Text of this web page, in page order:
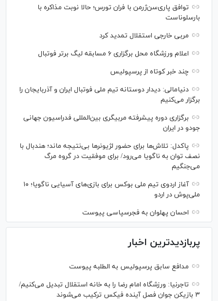
توافق پاری‌سن‌ژرمن با فران تورس؛ حالا نوبت مذاکره با
بارسلوناست
مربی خارجی استقلال تمدید کرد
اعلام ورزشگاه محل برگزاری ۶ مسابقه لیگ برتر فوتبال
چند خبر کوتاه از پرسپولیس
دنیامالی: دیدار دوستانه تیم ملی فوتبال ایران و آذربایجان را
برگزار می‌کنیم
برگزاری دوره پیشرفته مربیگری بین‌المللی فدراسیون جهانی
جودو در ایران
پاکدل: تلاش‌ها برای حضور لژیونر‌ها بی‌نتیجه ماند؛ هندبال با
نصف توان به ناگویا می‌رود/ برای موفقیت در گروه مرگ
می‌جنگیم
آغاز اردوی تیم ملی بوکس برای بازی‌های آسیایی ناگویا؛ ۱۰
ملی‌پوش در اردو
احسان پهلوان به فجرسپاسی پیوست
پربازدیدترین اخبار
مدافع سابق پرسپولیس به الطلبه پیوست
تاجرنیا: ورزشگاه امام رضا را به خانه استقلال تبدیل می‌کنیم/
۳ بازیکن جوان فصل آینده فیکس ترکیب می‌شوند